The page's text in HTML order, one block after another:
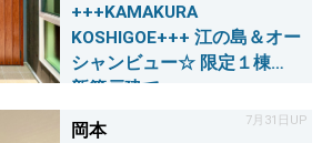
+++KAMAKURA
KOSHIGOE+++ 江の島＆オー
シャンビュー☆ 限定１棟・
新築戸建て
7月31日UP
岡本